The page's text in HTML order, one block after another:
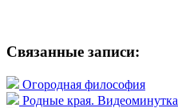
Связанные записи:
Огородная философия
Родные края. Видеоминутка